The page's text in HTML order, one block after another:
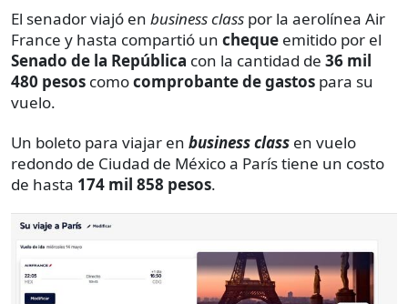
El senador viajó en business class por la aerolínea Air
France y hasta compartió un cheque emitido por el
Senado de la República con la cantidad de 36 mil
480 pesos comocomprobante de gastos para su
vuelo.
Un boleto para viajar en business class en vuelo
redondo de Ciudad de México a París tiene un costo
de hasta 174 mil 858 pesos.